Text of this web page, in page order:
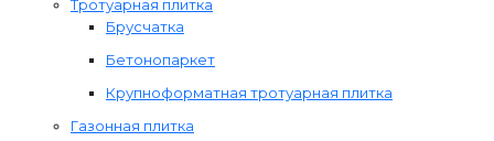
Тротуарная плитка
Брусчатка
Бетонопаркет
Крупноформатная тротуарная плитка
Газонная плитка